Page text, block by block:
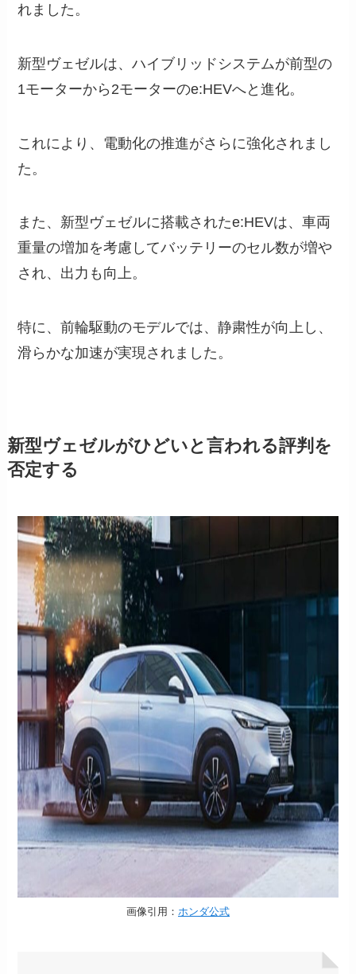
れました。
新型ヴェゼルは、ハイブリッドシステムが前型の
1モーターから2モーターのe:HEVへと進化。
これにより、電動化の推進がさらに強化されまし
た。
また、新型ヴェゼルに搭載されたe:HEVは、車両
重量の増加を考慮してバッテリーのセル数が増や
され、出力も向上。
特に、前輪駆動のモデルでは、静粛性が向上し、
滑らかな加速が実現されました。
新型ヴェゼルがひどいと言われる評判を
否定する
画像引用： ホンダ公式